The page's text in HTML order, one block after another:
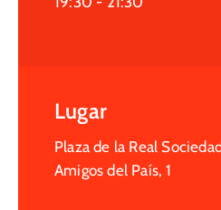
Lugar
Plaza de la Real
Amigos del País, 1